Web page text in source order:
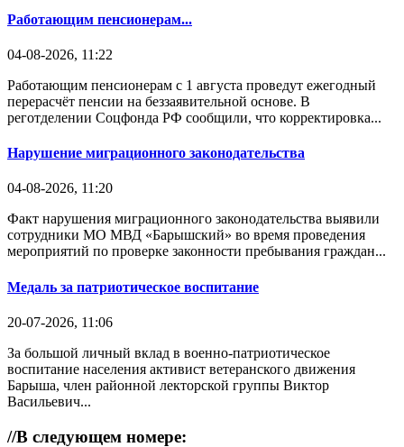
Работающим пенсионерам...
04-08-2026, 11:22
Работающим пенсионерам с 1 августа проведут ежегодный
перерасчёт пенсии на беззаявительной основе. В
реготделении Соцфонда РФ сообщили, что корректировка...
Нарушение миграционного законодательства
04-08-2026, 11:20
Факт нарушения миграционного законодательства выявили
сотрудники МО МВД «Барышский» во время проведения
мероприятий по проверке законности пребывания граждан...
Медаль за патриотическое воспитание
20-07-2026, 11:06
За большой личный вклад в военно-патриотическое
воспитание населения активист ветеранского движения
Барыша, член районной лекторской группы Виктор
Васильевич...
//В следующем номере: